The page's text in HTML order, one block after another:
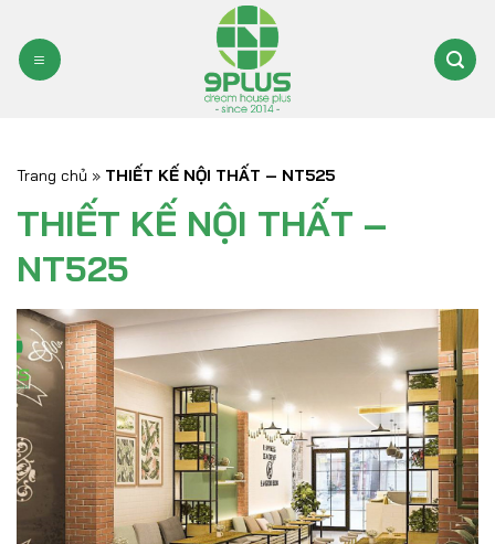
qua
nội
Trang chủ » THIẾT KẾ NỘI THẤT – NT525
THIẾT KẾ NỘI THẤT –
NT525